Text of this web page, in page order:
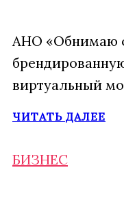
АНО «Обнимаю
виртуальный
ЧИТАТЬ ДАЛЕЕ
БИЗНЕС